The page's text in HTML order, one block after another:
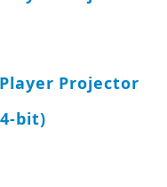
Projector
bit)